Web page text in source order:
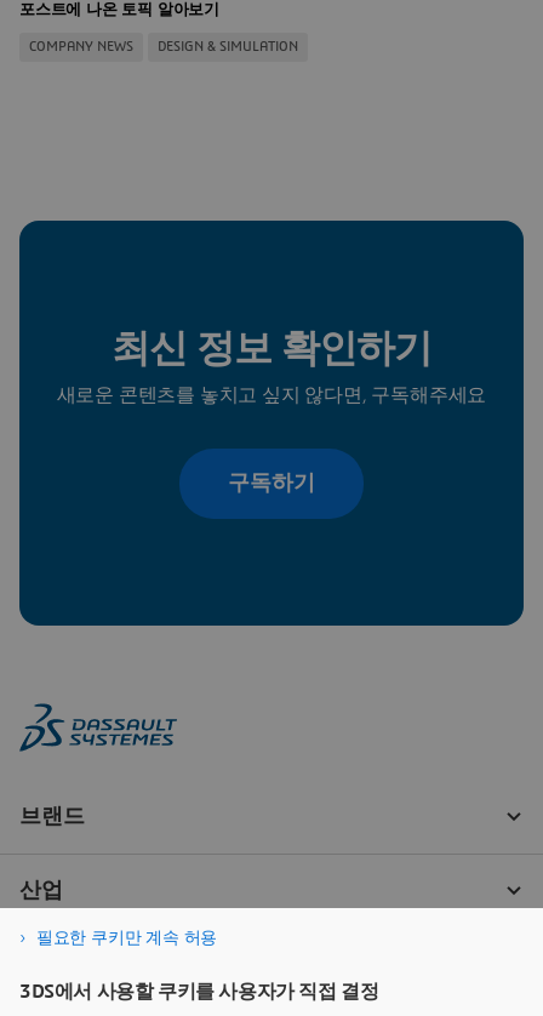
포스트에 나온 토픽 알아보기
COMPANY NEWS DESIGN & SIMULATION
최신 정보 확인하기
새로운 콘텐츠를 놓치고 싶지 않다면, 구독해주세요
구독하기
필요한 쿠키만 계속 허용
3DS에서 사용할 쿠키를 사용자가 직접 결정